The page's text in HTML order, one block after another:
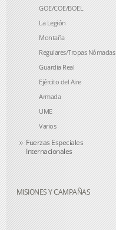
GOE/COE/BOEL
La Legión
Montaña
Regulares/Tropas Nómadas
Guardia Real
Ejército del Aire
Armada
UME
Varios
Fuerzas Especiales
Internacionales
MISIONES Y CAMPAÑAS